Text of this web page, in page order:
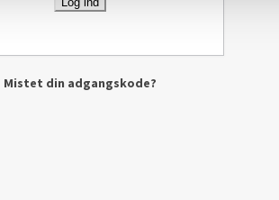
Mistet din adgangskode?